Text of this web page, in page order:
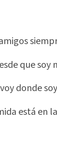
que soy
donde
está en